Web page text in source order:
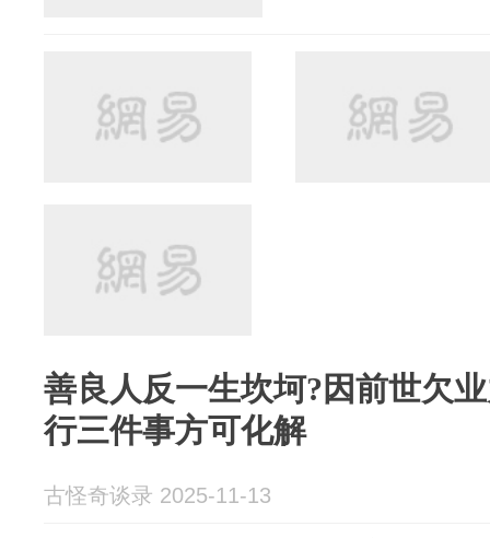
善良人反一生坎坷?因前世欠
行三件事方可化解
古怪奇谈录 2025-11-13